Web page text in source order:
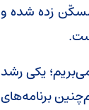
مسکّن زده شده و
یکی رشد
برنامه‌های